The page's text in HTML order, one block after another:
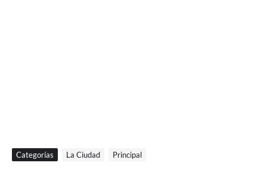
Categorías La Ciudad Principal